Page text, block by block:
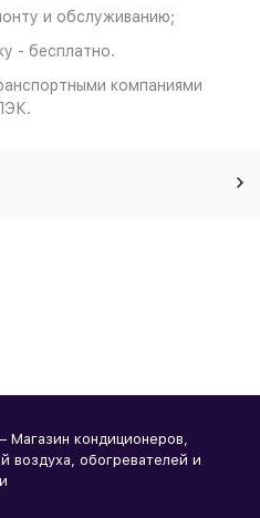
и обслуживанию;
- бесплатно.
компаниями
кондиционеров,
воздуха, обогревателей и